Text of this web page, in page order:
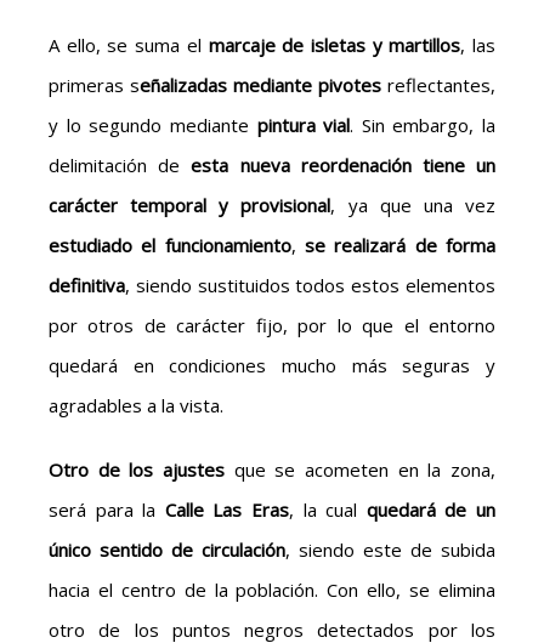
A ello, se suma el marcaje de isletas y martillos, las
primeras señalizadas mediante pivotes reflectantes,
y lo segundo mediante pintura vial. Sin embargo, la
delimitación deesta nueva reordenación tiene un
carácter temporal y provisional, ya que una vez
estudiado el funcionamiento,se realizará de forma
definitiva, siendo sustituidos todos estos elementos
por otros de carácter fijo, por lo que el entorno
quedará en condiciones mucho más seguras y
agradables a la vista.
Otro de los ajustes que se acometen en la zona,
será para la Calle Las Eras, la cual quedará de un
único sentido de circulación, siendo este de subida
hacia el centro de la población. Con ello, se elimina
otro de los puntos negros detectados por los